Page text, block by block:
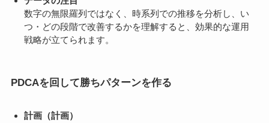
数字の無限羅列ではなく、時系列での推移を分析し、い
つ・どの段階で改善するかを理解すると、効果的な運用
戦略が立てられます。
PDCAを回して勝ちパターンを作る
計画（計画）